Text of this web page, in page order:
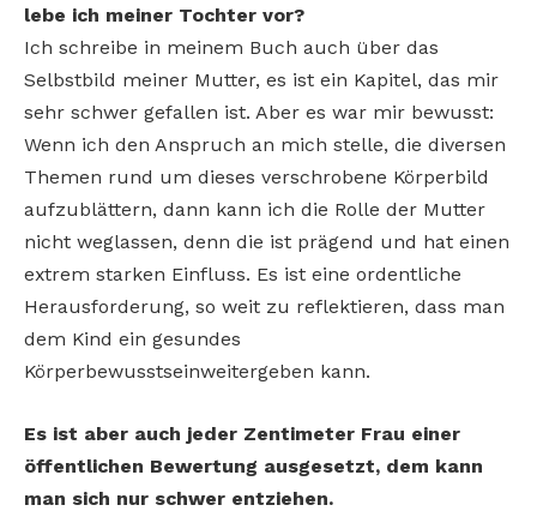
lebe ich meiner Tochter vor?
Ich schreibe in meinem Buch auch über das
Selbstbild meiner Mutter, es ist ein Kapitel, das mir
sehr schwer gefallen ist. Aber es war mir bewusst:
Wenn ich den Anspruch an mich stelle, die diversen
Themen rund um dieses verschrobene Körperbild
aufzublättern, dann kann ich die Rolle der Mutter
nicht weglassen, denn die ist prägend und hat einen
extrem starken Einfluss. Es ist eine ordentliche
Herausforderung, so weit zu reflektieren, dass man
dem Kind ein gesundes
Körperbewusstseinweitergeben kann.
Es ist aber auch jeder Zentimeter Frau einer
öffentlichen Bewertung ausgesetzt, dem kann
man sich nur schwer entziehen.